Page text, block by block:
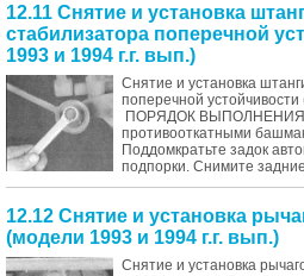
12.11 Снятие и установка
стабилизатора поперечной
1993 и 1994 г.г. вып.)
Снятие и установка
поперечной
ПОРЯДОК ВЫПОЛНЕНИЯ
противооткатными
Поддомкратьте задок
подпорки. Снимите
12.12 Снятие и установка
(модели 1993 и 1994 г.г. вып.)
Снятие и установка